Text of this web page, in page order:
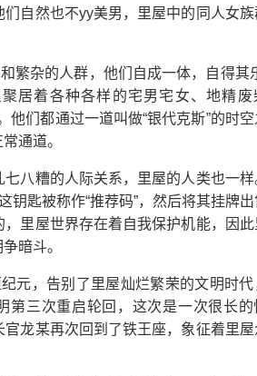
自然也不yy美男，里屋中的同人女族
繁杂的人群，他们自成一体，自得其
居着各种各样的宅男宅女、地精废
们都通过一道叫做“银代克斯”的时空
通道。
八糟的人际关系，里屋的人类也一
匙被称作“推荐码”，然后将其挂牌出
里屋世界存在着自我保护机能，因此
暗斗。
元，告别了里屋灿烂繁荣的文明时代
第三次重启轮回，这次是一次很长的
龙某再次回到了铁王座，象征着里屋